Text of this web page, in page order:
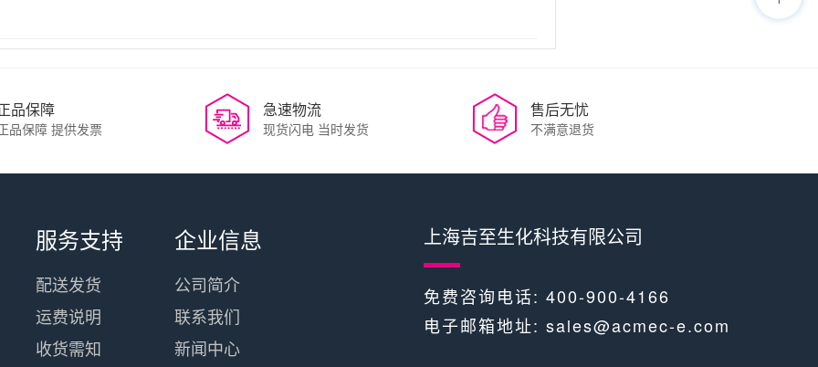
品保障
品保障 提供发票
急速物流
现货闪电 当时发货
售后无忧
不满意退货
服务支持
配送发货
运费说明
收货需知
企业信息
公司简介
联系我们
新闻中心
上海吉至生化科技有限公司
免费咨询电话: 400-900-4166
电子邮箱地址: sales@acmec-e.com